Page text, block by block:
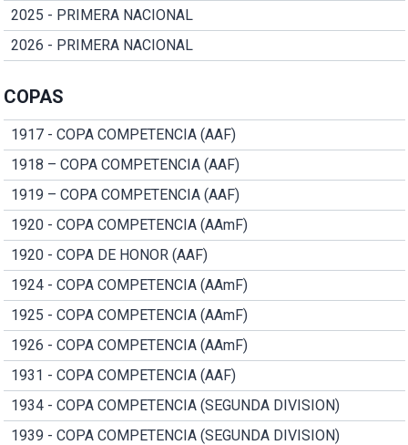
2025 - PRIMERA NACIONAL
2026 - PRIMERA NACIONAL
COPAS
1917 - COPA COMPETENCIA (AAF)
1918 – COPA COMPETENCIA (AAF)
1919 – COPA COMPETENCIA (AAF)
1920 - COPA COMPETENCIA (AAmF)
1920 - COPA DE HONOR (AAF)
1924 - COPA COMPETENCIA (AAmF)
1925 - COPA COMPETENCIA (AAmF)
1926 - COPA COMPETENCIA (AAmF)
1931 - COPA COMPETENCIA (AAF)
1934 - COPA COMPETENCIA (SEGUNDA DIVISION)
1939 - COPA COMPETENCIA (SEGUNDA DIVISION)